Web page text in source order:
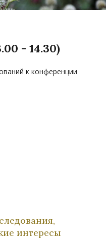
- 14.30)
к конференции
интересы